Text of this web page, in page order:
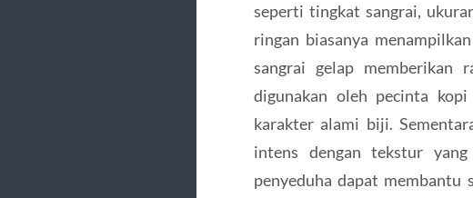
seperti tingkat sangrai,
ringan biasanya
sangrai gelap memberikan
digunakan oleh pecinta
karakter alami biji.
intens dengan tekstur
penyeduha dapat membantu